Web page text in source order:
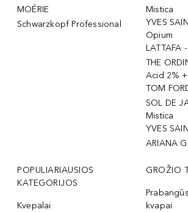
MOÉRIE
Schwarzkopf Professional
Mistica
YVES
Opium
LATTAFA
THE
Acid 2%
TOM
SOL DE
Mistica
YVES
ARIANA
POPULIARIAUSIOS
KATEGORIJOS
Kvepalai
GROŽIO
kvapai